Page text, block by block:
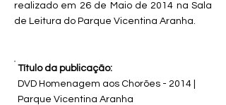
realizado em 26 de Maio de 2014 na Sala
de Leitura do Parque Vicentina Aranha.
Título da publicação:
DVD Homenagem aos Chorões - 2014 |
Parque Vicentina Aranha